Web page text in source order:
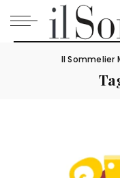
Il Sommelier